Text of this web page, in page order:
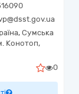
, Сумська
Конотоп,
0